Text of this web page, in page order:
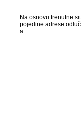
Na osnovu trenutne
pojedine adrese
a.